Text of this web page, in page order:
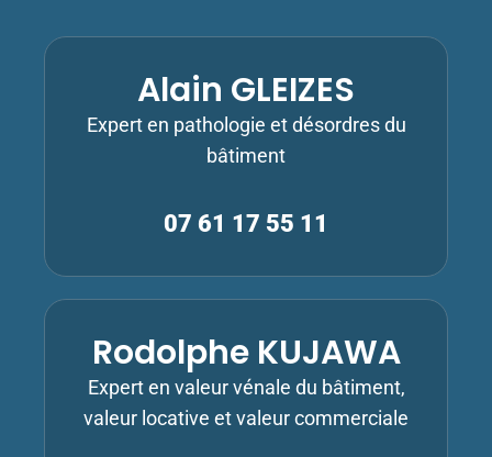
Alain GLEIZES
Expert en pathologie et désordres du
bâtiment
07 61 17 55 11
Rodolphe KUJAWA
Expert en valeur vénale du bâtiment,
valeur locative et valeur commerciale